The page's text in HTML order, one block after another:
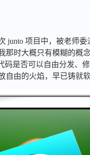
项目中，被老师委
那时大概只有模糊的概
是否可以自由分发、
由的火焰，早已铸就